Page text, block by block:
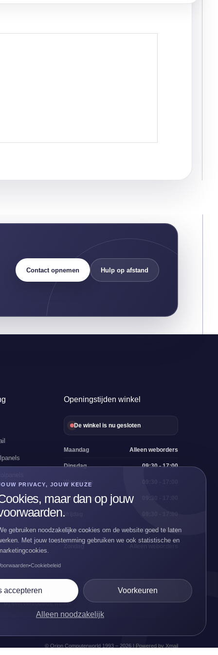
PRIVACY, JOUW KEUZE
maar dan op jouw
gebruiken noodzakelijke cookies om de website goed te laten
Met jouw toestemming gebruiken we ook statistische en
•Cookiebeleid
accepteren Voorkeuren
Alleen noodzakelijk
Contact opnemen Hulp op afstand
Openingstijden winkel
De winkel is nu gesloten
Maandag Alleen weborders
Dinsdag 09:30 - 17:00
Woensdag
Donderdag 09:30 - 17:00
Vrijdag
Zaterdag 09:30 - 17:00
Veilig bestellen
bij een vertrouwde winkel
© Orion Computerworld 1993 – 2026 | Powered by Xmail